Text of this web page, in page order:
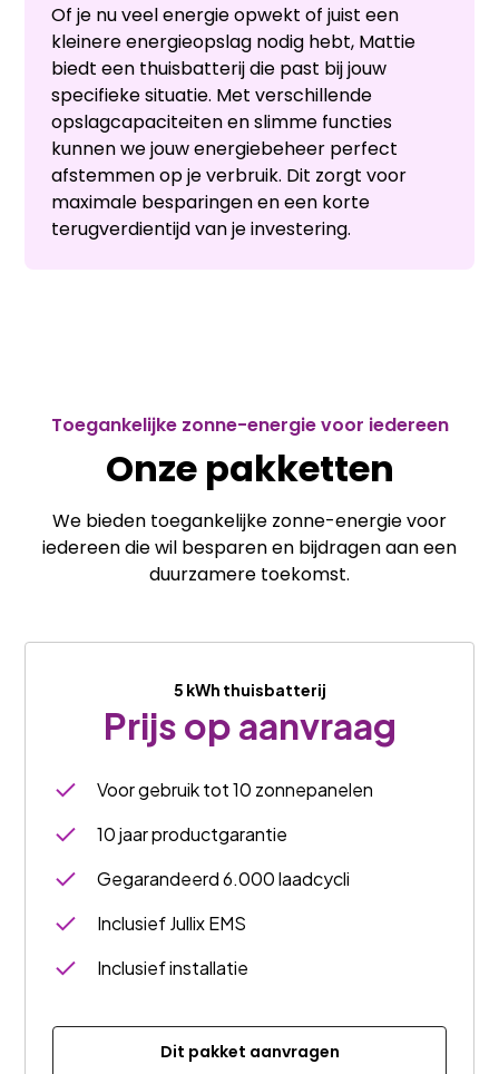
Of je nu veel energie opwekt of juist een
kleinere energieopslag nodig hebt, Mattie
biedt een thuisbatterij die past bij jouw
specifieke situatie. Met verschillende
opslagcapaciteiten en slimme functies
kunnen we jouw energiebeheer perfect
afstemmen op je verbruik. Dit zorgt voor
maximale besparingen en een korte
terugverdientijd van je investering.
Toegankelijke zonne-energie voor iedereen
Onze pakketten
We bieden toegankelijke zonne-energie voor
iedereen die wil besparen en bijdragen aan een
duurzamere toekomst.
5 kWh thuisbatterij
Prijs op aanvraag
Voor gebruik tot 10 zonnepanelen
10 jaar productgarantie
Gegarandeerd 6.000 laadcycli
Inclusief Jullix EMS
Inclusief installatie
Dit pakket aanvragen